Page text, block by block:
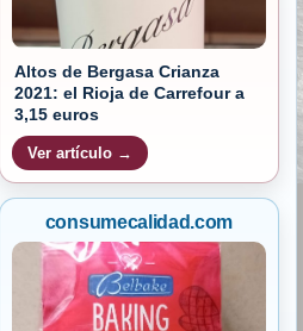
Altos de Bergasa Crianza
2021: el Rioja de Carrefour a
3,15 euros
Ver artículo →
consumecalidad.com